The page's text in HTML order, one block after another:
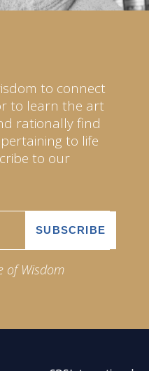
to connect
to learn the art
rationally find
to life
to our
of Wisdom